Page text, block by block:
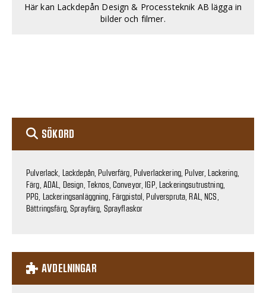
Här kan Lackdepån Design & Processteknik AB lägga in
bilder och filmer.
SÖKORD
Pulverlack, Lackdepån, Pulverfärg, Pulverlackering, Pulver, Lackering,
Färg, ADAL, Design, Teknos, Conveyor, IGP, Lackeringsutrustning,
PPG, Lackeringsanläggning, Färgpistol, Pulverspruta, RAL, NCS,
Bättringsfärg, Sprayfärg, Sprayflaskor
AVDELNINGAR